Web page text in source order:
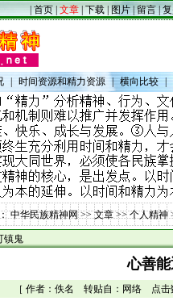
|首页|文章|下载| 图片|留言|
时间资源和精力资源 | 横向比较
中华民族精神网>>文章>>个人精神
镇鬼
心善
［ 作者：佚名 转贴自：网络 点击